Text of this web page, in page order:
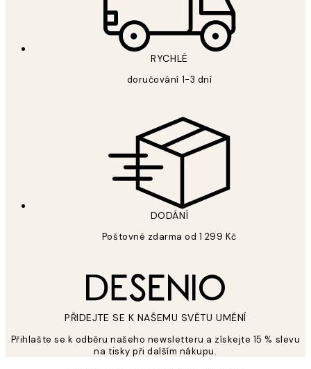
RYCHLÉ
doručování 1-3 dní
DODÁNÍ
Poštovné zdarma od 1 299 Kč
PŘIDEJTE SE K NAŠEMU SVĚTU UMĚNÍ
Přihlašte se k odběru našeho newsletteru a získejte 15 % slevu
na tisky při dalším nákupu.